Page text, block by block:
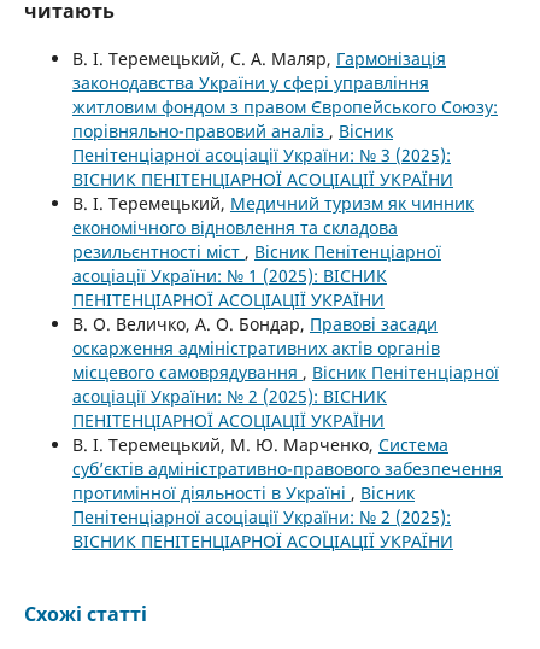
читають
В. І. Теремецький, С. А. Маляр, Гармонізація
законодавства України у сфері управління
житловим фондом з правом Європейського Союзу:
порівняльно-правовий аналіз , Вісник
Пенітенціарної асоціації України: № 3 (2025):
ВІСНИК ПЕНІТЕНЦІАРНОЇ АСОЦІАЦІЇ УКРАЇНИ
В. І. Теремецький, Медичний туризм як чинник
економічного відновлення та складова
резильєнтності міст , Вісник Пенітенціарної
асоціації України: № 1 (2025): ВІСНИК
ПЕНІТЕНЦІАРНОЇ АСОЦІАЦІЇ УКРАЇНИ
В. О. Величко, А. О. Бондар, Правові засади
оскарження адміністративних актів органів
місцевого самоврядування , Вісник Пенітенціарної
асоціації України: № 2 (2025): ВІСНИК
ПЕНІТЕНЦІАРНОЇ АСОЦІАЦІЇ УКРАЇНИ
В. І. Теремецький, М. Ю. Марченко, Система
суб’єктів адміністративно-правового забезпечення
протимінної діяльності в Україні , Вісник
Пенітенціарної асоціації України: № 2 (2025):
ВІСНИК ПЕНІТЕНЦІАРНОЇ АСОЦІАЦІЇ УКРАЇНИ
Схожі статті